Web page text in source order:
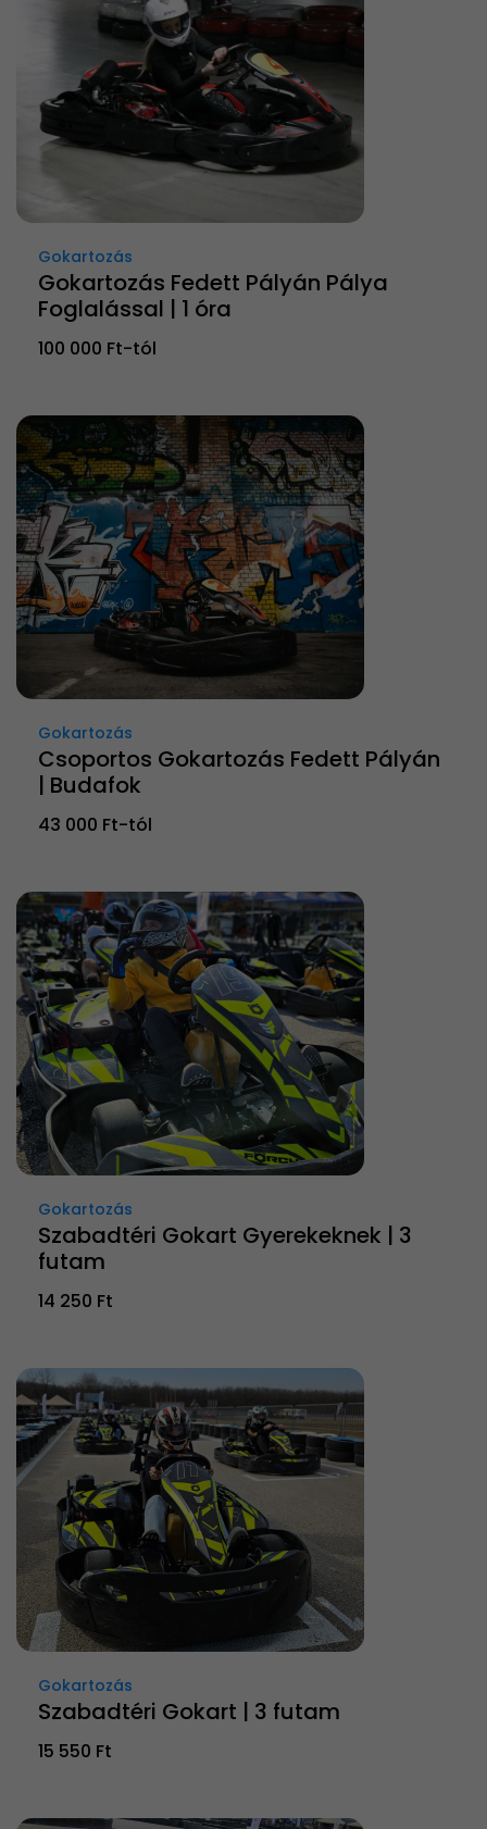
Gokartozás
Gokartozás Fedett Pályán Pálya
Foglalással | 1 óra
100 000 Ft-tól
Gokartozás
Csoportos Gokartozás Fedett Pályán
| Budafok
43 000 Ft-tól
Gokartozás
Szabadtéri Gokart Gyerekeknek | 3
futam
14 250 Ft
Gokartozás
Szabadtéri Gokart | 3 futam
15 550 Ft